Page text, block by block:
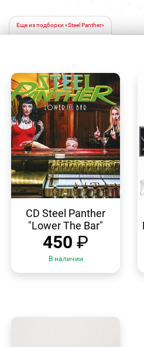
Еще из подборки «Steel Panther»
ПРОСМОТР
CD Steel Panther
"Lower The Bar"
450 ₽
В наличии